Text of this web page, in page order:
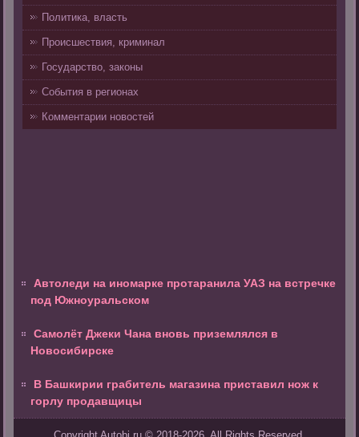
Политика, власть
Происшествия, криминал
Государство, законы
События в регионах
Комментарии новостей
Автоледи на иномарке протаранила УАЗ на встречке
под Южноуральском
Самолёт Джеки Чана вновь приземлялся в
Новосибирске
В Башкирии грабитель магазина приставил нож к
горлу продавщицы